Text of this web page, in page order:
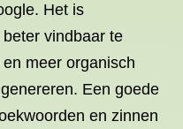
Het is
vindbaar te
meer organisch
Een goede
en zinnen